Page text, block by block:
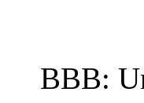
BBB: